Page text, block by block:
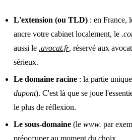
L'extension (ou TLD) : en France,
ancre votre cabinet localement, le
aussi le.avocat.fr, réservé aux
sérieux.
Le domaine racine : la partie
dupont). C'est là que se joue
le plus de réflexion.
Le sous-domaine (lewww. par